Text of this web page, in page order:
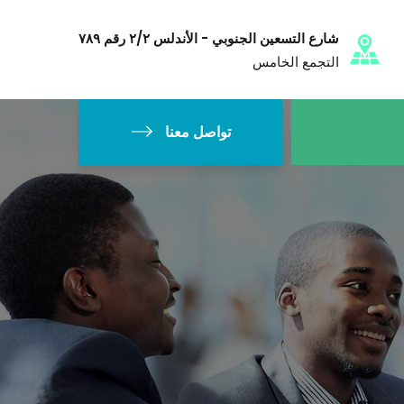
شارع التسعين الجنوبي - الأندلس ٢/٢ رقم ٧٨٩
التجمع الخامس
تواصل معنا